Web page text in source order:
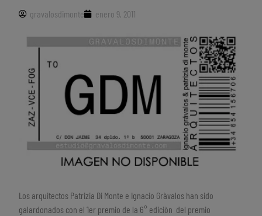
gravalosdimonte enero 9, 2011
Los arquitectos Patrizia Di Monte e Ignacio Gràvalos han sido
galardonados con el 1er premio de la 6° ediciòn del premio